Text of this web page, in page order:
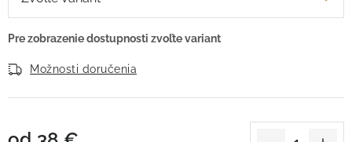
Možnosti doručenia